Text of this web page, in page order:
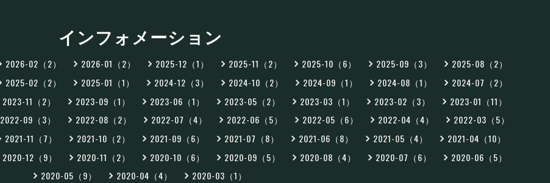
インフォメーション
2026-02（2） 2026-01（2） 2025-12（1） 2025-11（2） 2025-10（6） 2025-09（3）
2025-08（2）
2025-02（2） 2025-01（1） 2024-12（3） 2024-10（2） 2024-09（1） 2024-08（1）
2024-07（2）
2023-11（2） 2023-09（1） 2023-06（1） 2023-05（2） 2023-03（1） 2023-02（3）
2023-01（11）
2022-09（3） 2022-08（2） 2022-07（4） 2022-06（5） 2022-05（6） 2022-04（4）
2022-03（5）
2021-11（7） 2021-10（2） 2021-09（6） 2021-07（8） 2021-06（8） 2021-05（4）
2021-04（10）
2020-12（9） 2020-11（2） 2020-10（6） 2020-09（5） 2020-08（4） 2020-07（6）
2020-06（5）
2020-05（9）
2020-04（4） 2020-03（1）